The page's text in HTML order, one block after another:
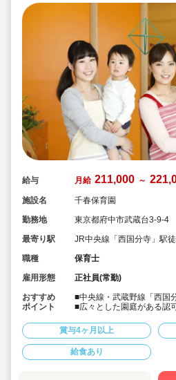
給与 月給 211,000 ～
施設名
千春保育園
勤務地
東京都府中市武蔵台3-9-4
最寄り駅
JR中央線「西国分寺」駅
職種
保育士
雇用形態
正社員(常勤)
おすすめ
ポイント
■中央線・武蔵野線「西国
■広々とした園庭がある認
保育園！
■賞与実績4.2ヶ月支給あり
賞与4ヶ月以上
給食あり